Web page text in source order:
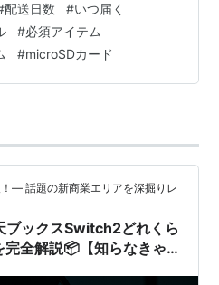
びたいのに、配送が遅れた
れたら...って心配になっちゃ
ださい！🌈 この記事では、
入した人の配送データ20件
配送日数 #いつ届く
#必須アイテム
#microSDカード
— 話題の新商業エリアを深掘りレ
ックスSwitch2どれくら
全解説📦【知らなきゃ